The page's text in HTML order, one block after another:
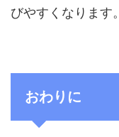
びやすくなります。
おわりに